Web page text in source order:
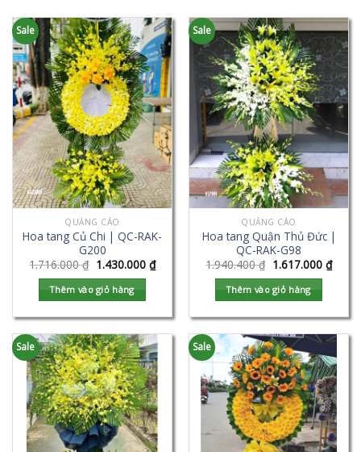
Sale
QUẢNG CÁO
Hoa tang Củ Chi | QC-RAK-
G200
1.716.000₫ 1.430.000 ₫
Thêm vào giỏ hàng
Sale
QUẢNG CÁO
Hoa tang Quận Thủ Đức |
QC-RAK-G98
1.940.400₫ 1.617.000 ₫
Thêm vào giỏ hàng
Sale Sale